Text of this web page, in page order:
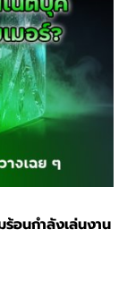
ร้อนกำลังเล่นงาน